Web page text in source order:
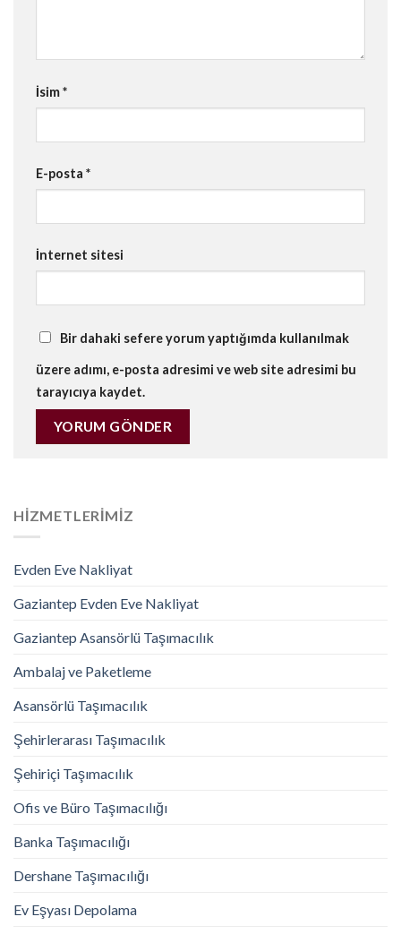
İsim*
E-posta *
İnternet sitesi
Bir dahaki sefere yorum yaptığımda kullanılmak
üzere adımı, e-posta adresimi ve web site adresimi bu
tarayıcıya kaydet.
HIZMETLERIMIZ
Evden Eve Nakliyat
Gaziantep Evden Eve Nakliyat
Gaziantep Asansörlü Taşımacılık
Ambalaj ve Paketleme
Asansörlü Taşımacılık
Şehirlerarası Taşımacılık
Şehiriçi Taşımacılık
Ofis ve Büro Taşımacılığı
Banka Taşımacılığı
Dershane Taşımacılığı
Ev Eşyası Depolama